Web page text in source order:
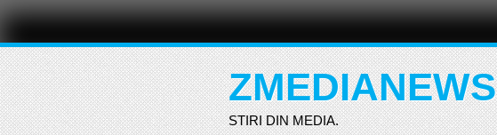
Main menu
Skip
content
ZMEDIANEWS
STIRI DIN MEDIA.